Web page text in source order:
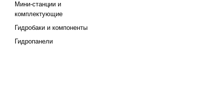
Мини-станции и
комплектующие
Гидробаки и компоненты
Гидропанели